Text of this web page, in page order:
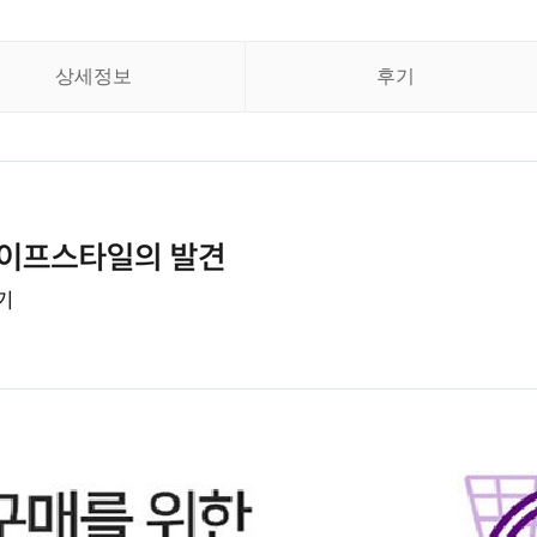
상세정보 후기